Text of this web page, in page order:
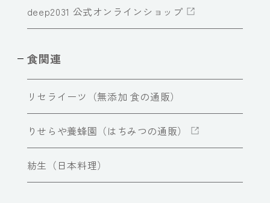
deep2031 公式オンラインショップ
食関連
リセライーツ（無添加 食の通販）
りせらや養蜂園（はちみつの通販）
紡生（日本料理）